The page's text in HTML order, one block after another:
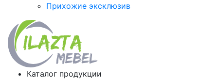
Прихожие эксклюзив
Каталог продукции